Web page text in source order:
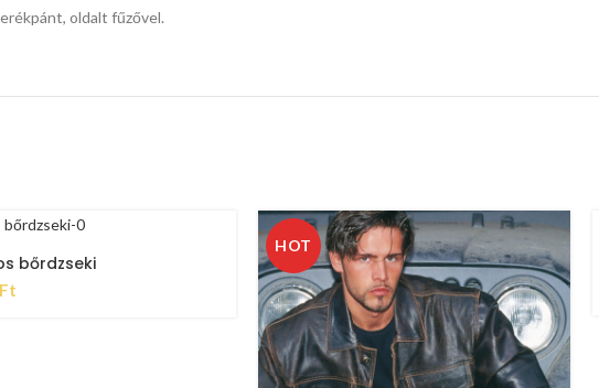
oldalt fűzővel.
bőrdzseki
Ft
HOT